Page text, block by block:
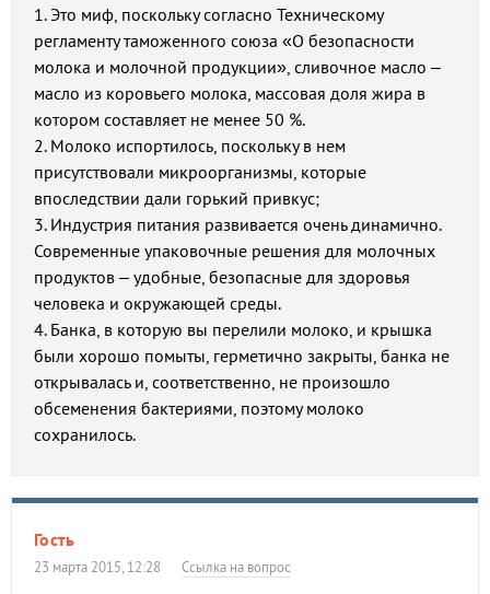
1. Это миф, поскольку согласно Техническому
регламенту таможенного союза «О безопасности
молока и молочной продукции», сливочное масло –
масло из коровьего молока, массовая доля жира в
котором составляет не менее 50 %.
2. Молоко испортилось, поскольку в нем
присутствовали микроорганизмы, которые
впоследствии дали горький привкус;
3. Индустрия питания развивается очень динамично.
Современные упаковочные решения для молочных
продуктов – удобные, безопасные для здоровья
человека и окружающей среды.
4. Банка, в которую вы перелили молоко, и крышка
были хорошо помыты, герметично закрыты, банка не
открывалась и, соответственно, не произошло
обсеменения бактериями, поэтому молоко
сохранилось.
Гость
23 марта 2015, 12:28 Ссылка на вопрос